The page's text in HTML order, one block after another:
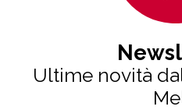
Ultime novità